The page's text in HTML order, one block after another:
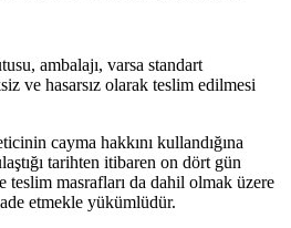
ambalajı, varsa standart
ve hasarsız olarak teslim edilmesi
cayma hakkını kullandığına
tarihten itibaren on dört gün
teslim masrafları da dahil olmak üzere
etmekle yükümlüdür.